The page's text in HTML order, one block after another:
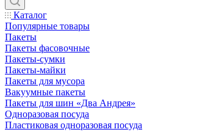
Каталог
Популярные товары
Пакеты
Пакеты фасовочные
Пакеты-сумки
Пакеты-майки
Пакеты для мусора
Вакуумные пакеты
Пакеты для шин «Два Андрея»
Одноразовая посуда
Пластиковая одноразовая посуда